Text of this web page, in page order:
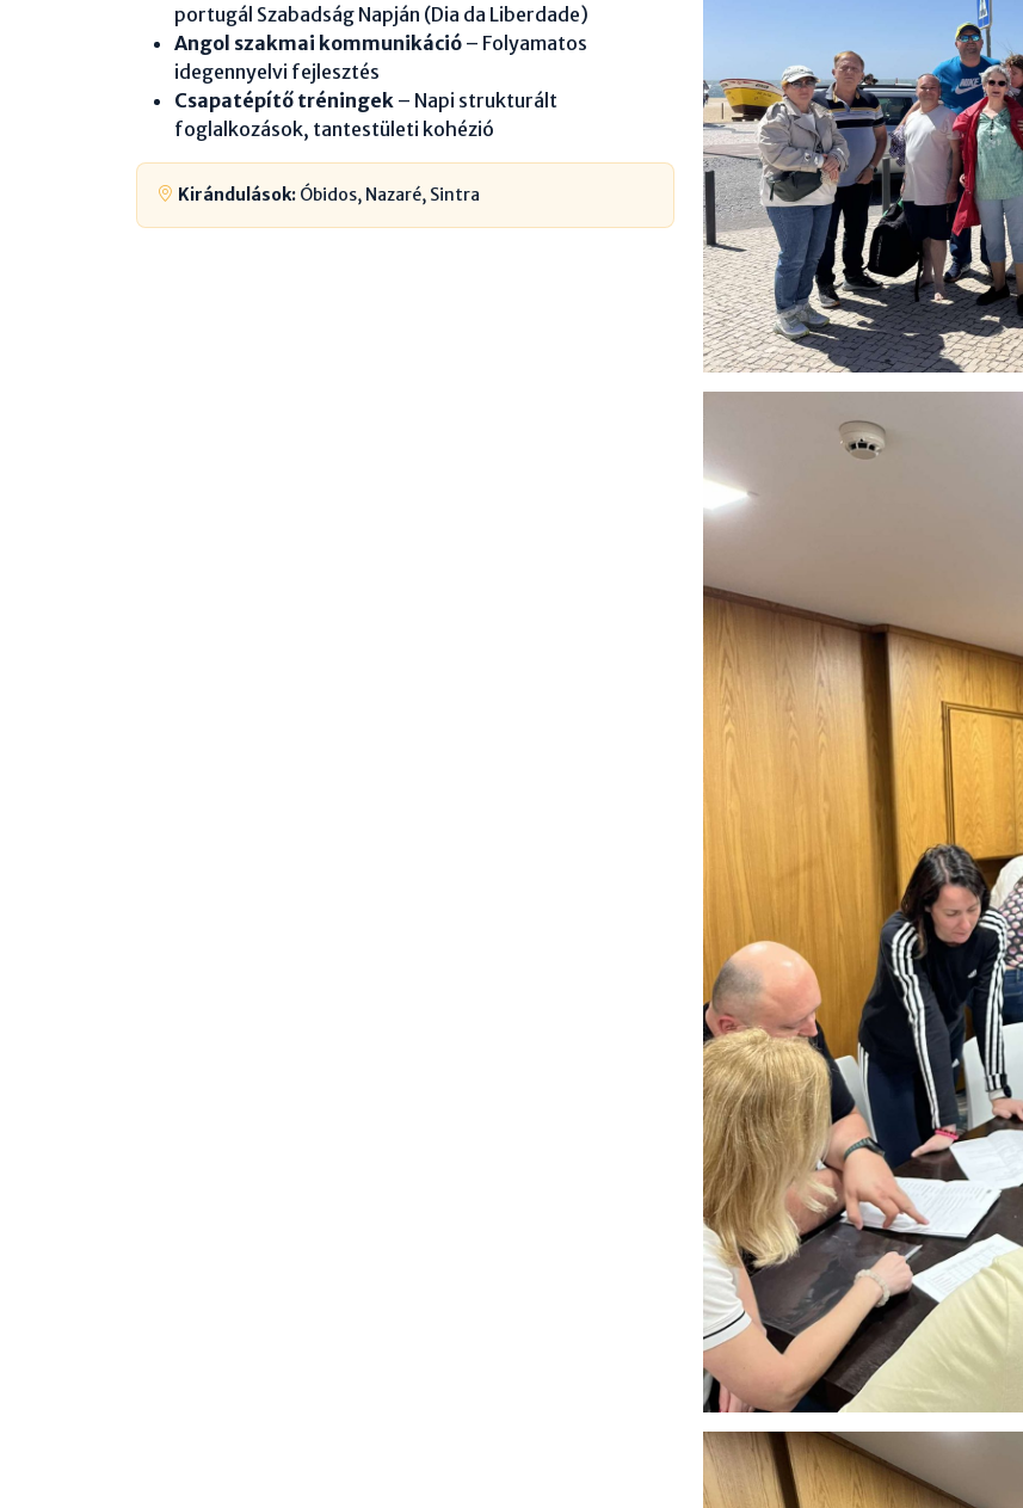
portugál Szabadság Napján (Dia da Liberdade)
Angol szakmai kommunikáció – Folyamatos
idegennyelvi fejlesztés
Csapatépítő tréningek – Napi strukturált
foglalkozások, tantestületi kohézió
Kirándulások: Óbidos, Nazaré, Sintra